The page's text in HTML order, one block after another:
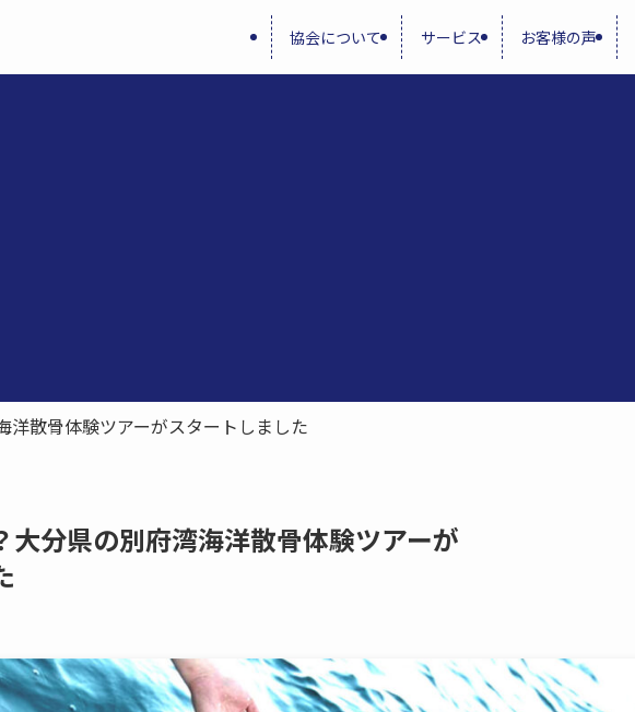
協会について サービス お客様の声
洋散骨体験ツアーがスタートしました
大分県の​別府湾海洋散骨体験ツアーが​